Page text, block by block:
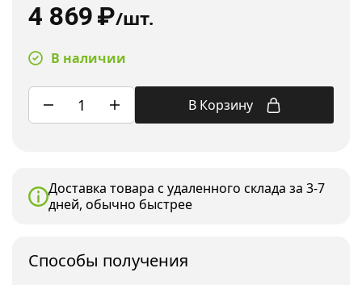
4 869₽/шт.
В наличии
В Корзину
Доставка товара с удаленного склада за 3-7
дней, обычно быстрее
Споcобы получения